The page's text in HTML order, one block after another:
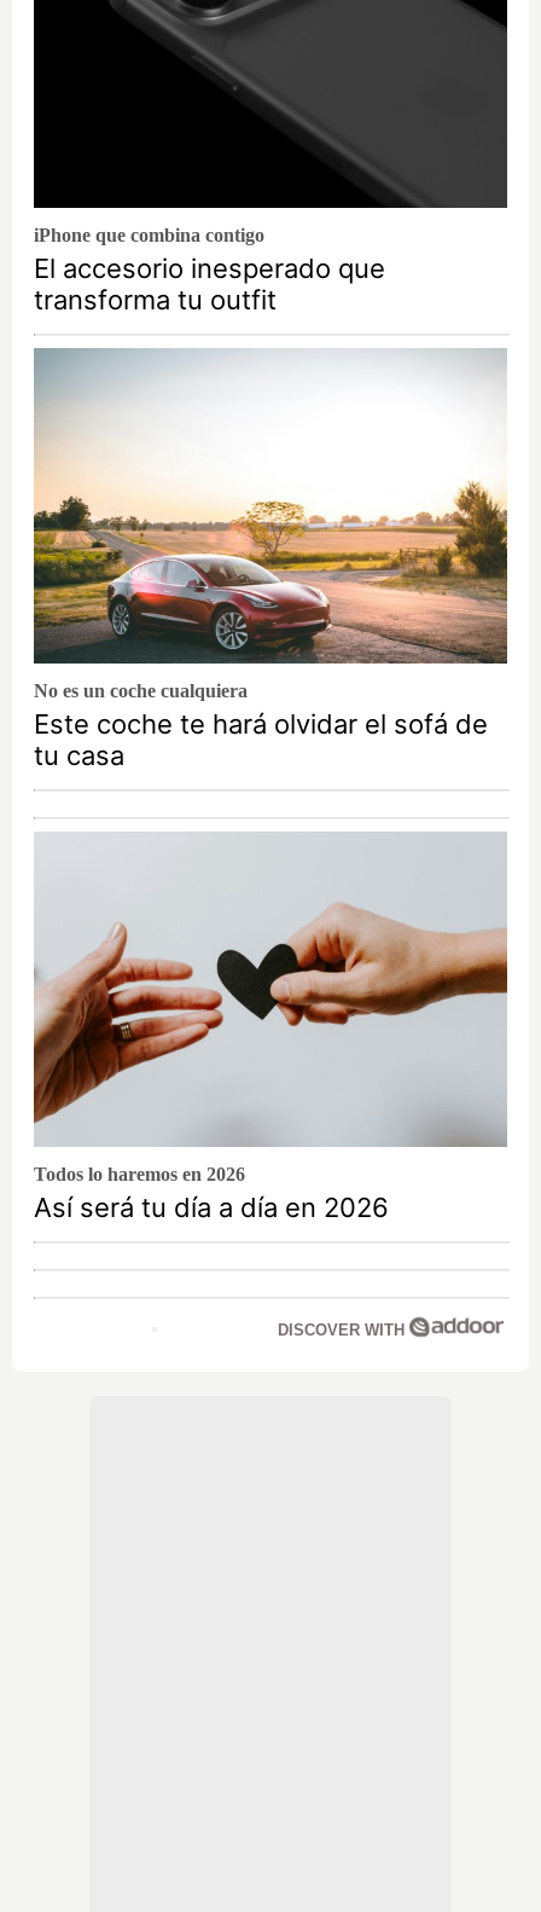
iPhone que combina contigo
El accesorio inesperado que
transforma tu outfit
No es un coche cualquiera
Este coche te hará olvidar el sofá de
tu casa
Todos lo haremos en 2026
Así será tu día a día en 2026
DISCOVER WITH